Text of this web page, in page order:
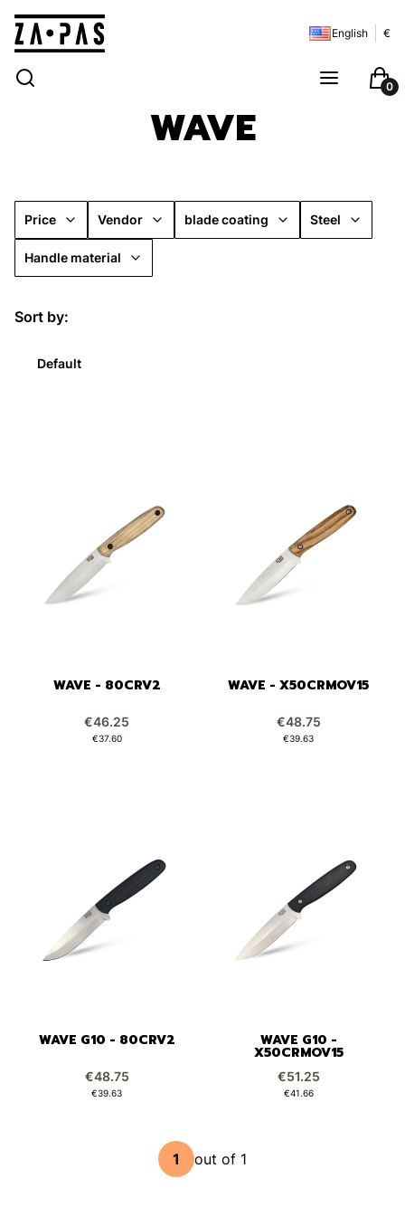
English €
Open search engine
Search Menu Cart
WAVE
Price Vendor blade coating Steel
Handle material
List of products
Sort by:
Default
WAVE - 80CRV2
Price
€46.25
Price
€37.60
WAVE - X50CRMOV15
Price
€48.75
Price
€39.63
WAVE G10 - 80CRV2
Price
€48.75
Price
€39.63
WAVE G10 -
X50CRMOV15
Price
€51.25
Price
€41.66
out of 1